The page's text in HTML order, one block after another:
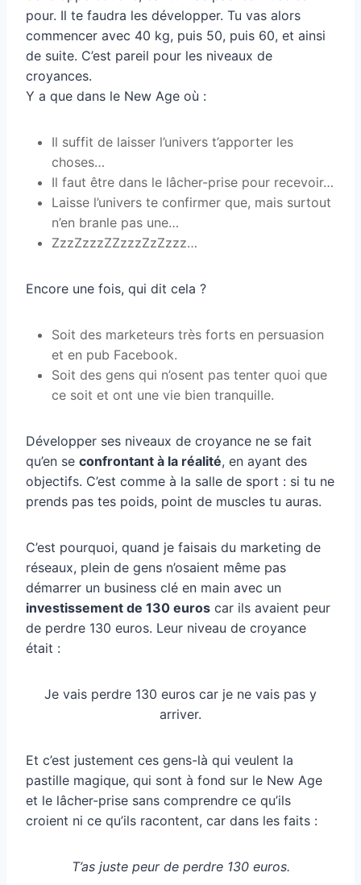
pour. Il te faudra les développer. Tu vas alors
commencer avec 40 kg, puis 50, puis 60, et ainsi
de suite. C’est pareil pour les niveaux de
croyances.
Y a que dans le New Age où :
Il suffit de laisser l’univers t’apporter les
choses…
Il faut être dans le lâcher-prise pour recevoir…
Laisse l’univers te confirmer que, mais surtout
n’en branle pas une…
ZzzZzzzZZzzzZzZzzz…
Encore une fois, qui dit cela ?
Soit des marketeurs très forts en persuasion
et en pub Facebook.
Soit des gens qui n’osent pas tenter quoi que
ce soit et ont une vie bien tranquille.
Développer ses niveaux de croyance ne se fait
qu’en se confrontant à la réalité, en ayant des
objectifs. C’est comme à la salle de sport : si tu ne
prends pas tes poids, point de muscles tu auras.
C’est pourquoi, quand je faisais du marketing de
réseaux, plein de gens n’osaient même pas
démarrer un business clé en main avec un
investissement de 130 euros car ils avaient peur
de perdre 130 euros. Leur niveau de croyance
était :
Je vais perdre 130 euros car je ne vais pas y
arriver.
Et c’est justement ces gens-là qui veulent la
pastille magique, qui sont à fond sur le New Age
et le lâcher-prise sans comprendre ce qu’ils
croient ni ce qu’ils racontent, car dans les faits :
T’as juste peur de perdre 130 euros.